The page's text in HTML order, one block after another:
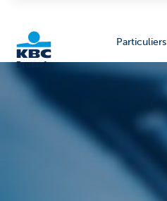
Particuliers